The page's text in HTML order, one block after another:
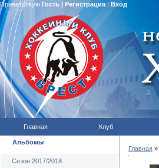
Приветствую Гость | Регистрация| Вход
Главная Клуб
Альбомы
Сезон 2017/2018
Главная »